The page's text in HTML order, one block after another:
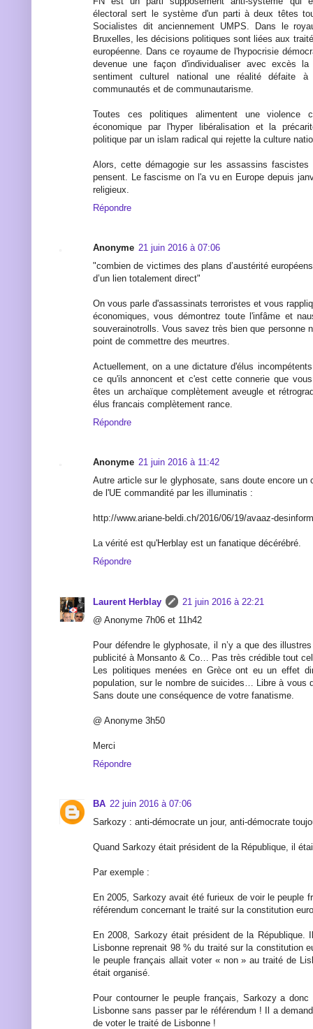
électoral sert le système d'un parti à deux têtes
Socialistes dit anciennement UMPS. Dans le
Bruxelles, les décisions politiques sont liées aux
européenne. Dans ce royaume de l'hypocrisie
devenue une façon d'individualiser avec excès
sentiment culturel national une réalité défaite
communautés et de communautarisme.
Toutes ces politiques alimentent une violence
économique par l'hyper libéralisation et la
politique par un islam radical qui rejette la culture
Alors, cette démagogie sur les assassins
pensent. Le fascisme on l'a vu en Europe depuis
religieux.
Répondre
Anonyme 21 juin 2016 à 07:06
"combien de victimes des plans d’austérité
d’un lien totalement direct"
On vous parle d'assassinats terroristes et vous
économiques, vous démontrez toute l'infâme et
souverainotrolls. Vous savez très bien que personne
point de commettre des meurtres.
Actuellement, on a une dictature d'élus
ce qu'ils annoncent et c'est cette connerie que
êtes un archaïque complètement aveugle et
élus francais complètement rance.
Répondre
Anonyme 21 juin 2016 à 11:42
Autre article sur le glyphosate, sans doute encore un
de l'UE commandité par les illuminatis :
http://www.ariane-beldi.ch/2016/06/19/avaaz-
La vérité est qu'Herblay est un fanatique décérébré.
Répondre
Laurent Herblay
21 juin 2016 à 22:21
@ Anonyme 7h06 et 11h42
Pour défendre le glyphosate, il n’y a que des
publicité à Monsanto & Co… Pas très crédible tout
Les politiques menées en Grèce ont eu un effet
population, sur le nombre de suicides… Libre à vous
Sans doute une conséquence de votre fanatisme.
@ Anonyme 3h50
Merci
Répondre
BA 22 juin 2016 à 07:06
Sarkozy : anti-démocrate un jour, anti-démocrate
Quand Sarkozy était président de la République, il
Par exemple :
En 2005, Sarkozy avait été furieux de voir le peuple
référendum concernant le traité sur la constitution
En 2008, Sarkozy était président de la République.
Lisbonne reprenait 98 % du traité sur la constitution
le peuple français allait voter « non » au traité de
était organisé.
Pour contourner le peuple français, Sarkozy a
Lisbonne sans passer par le référendum ! Il a
de voter le traité de Lisbonne !